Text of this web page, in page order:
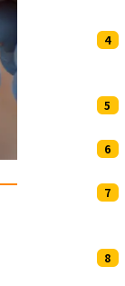
4
5
6
7
8